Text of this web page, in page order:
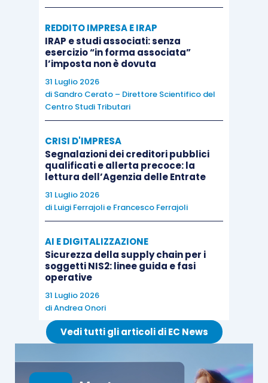
Per quanto concerne lanatura e l’ampiezza
degli elementi probativida acquisire da parte del
utilizzate potranno consistere nellaispezione
delle registrazionie dei documenti tenuti dal
conferme dal fornitore di servizi
saldi e alle operazioni.
È pur vero che
mediante le conferme
avute dal fornitore di
quanto già è riflesso nelle registrazioni tenute
dallo stesso fornitore. Pertanto, da sole, queste
confermenon rappresenterebbero degli
elementi probativi sufficienti
revisore potrà valutarealtre procedure di
confermacome pure, ad esempio, lo svolgimento
REDDITO IMPRESA E IRAP
IRAP e studi associati: senza
esercizio “in forma associata”
l’imposta non è dovuta
31 Luglio 2026
di Sandro Cerato – Direttore Scientifico del
Centro Studi Tributari
CRISI D'IMPRESA
Segnalazioni dei creditori pubblici
qualificati e allerta precoce: la
lettura dell’Agenzia delle Entrate
31 Luglio 2026
di Luigi Ferrajolie Francesco Ferrajoli
AI E DIGITALIZZAZIONE
Sicurezza della supply chain per i
soggetti NIS2: linee guida e fasi
operative
31 Luglio 2026
diAndrea Onori
Vedi tutti gli articoli di EC News